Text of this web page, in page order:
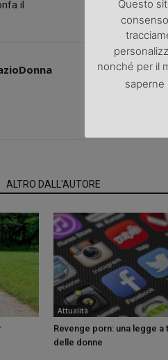
il
ALTRO DALL'AUTORE
Attualità
Revenge porn: una legge a
delle donne
Questo
nonché per il
saperne